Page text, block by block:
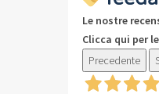
Le nostre
Clicca qui per
Precedente